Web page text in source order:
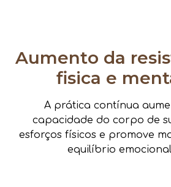
Aumento da
fisica e
A prática contínua
capacidade do corpo de
esforços físicos e promove
equilíbrio